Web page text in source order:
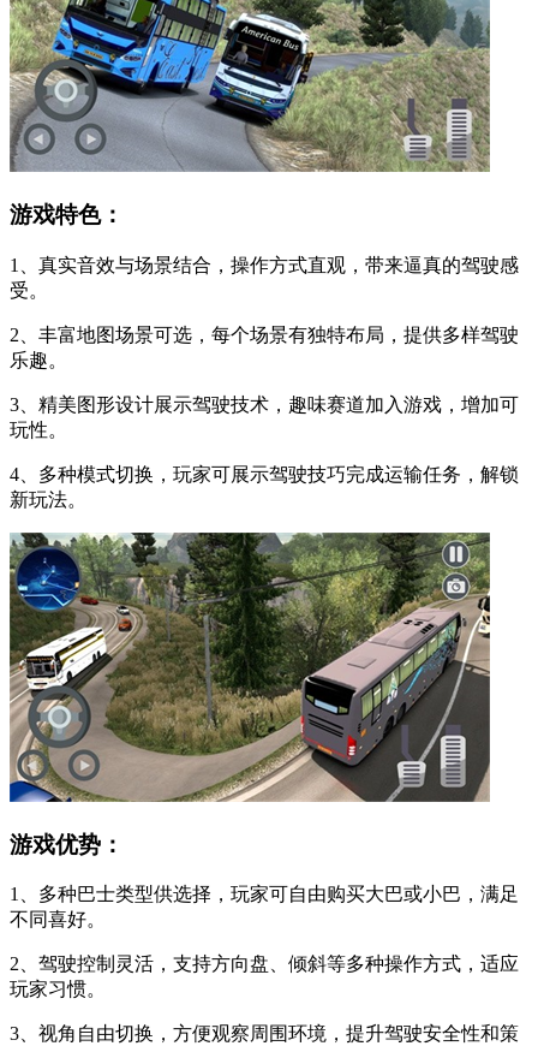
游戏特色：
1、真实音效与场景结合，操作方式直观，带来逼真的驾驶感
受。
2、丰富地图场景可选，每个场景有独特布局，提供多样驾驶
乐趣。
3、精美图形设计展示驾驶技术，趣味赛道加入游戏，增加可
玩性。
4、多种模式切换，玩家可展示驾驶技巧完成运输任务，解锁
新玩法。
游戏优势：
1、多种巴士类型供选择，玩家可自由购买大巴或小巴，满足
不同喜好。
2、驾驶控制灵活，支持方向盘、倾斜等多种操作方式，适应
玩家习惯。
3、视角自由切换，方便观察周围环境，提升驾驶安全性和策